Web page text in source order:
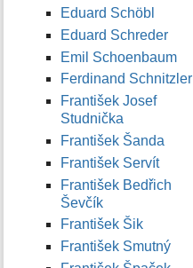
Eduard Schöbl
Eduard Schreder
Emil Schoenbaum
Ferdinand Schnitzler
František Josef
Studnička
František Šanda
František Servít
František Bedřich
Ševčík
František Šik
František Smutný